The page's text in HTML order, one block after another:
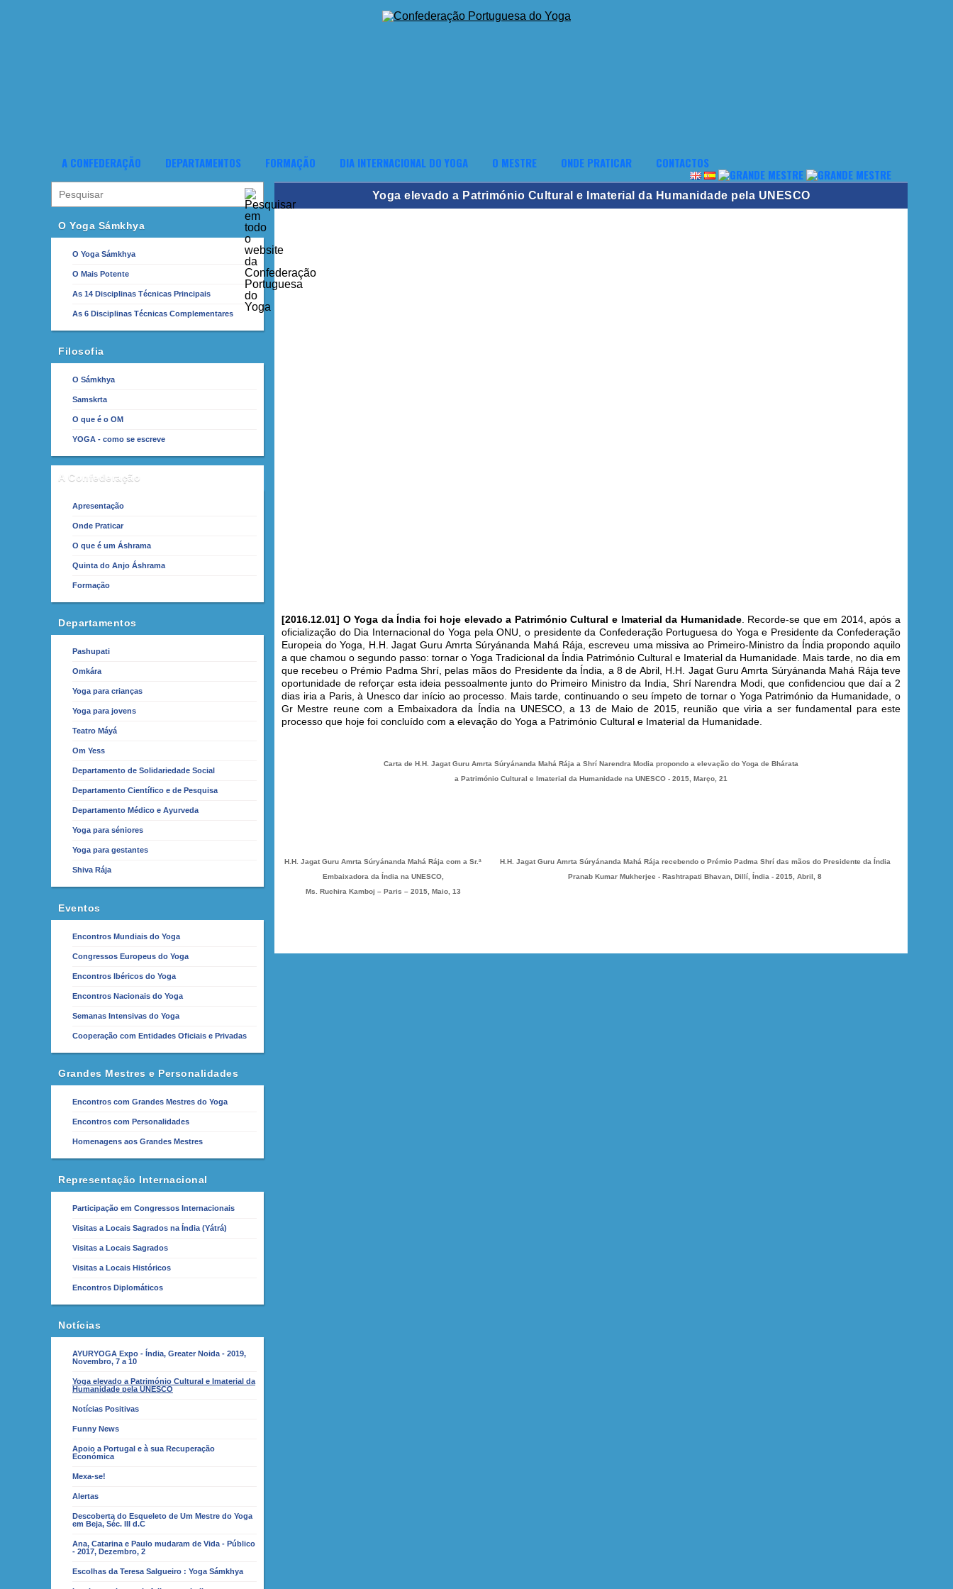
A CONFEDERAÇÃO DEPARTAMENTOS FORMAÇÃO DIA INTERNACIONAL DO YOGA O MESTRE ONDE PRATICAR CONTACTOS
O Yoga Sámkhya
O Yoga Sámkhya
O Mais Potente
As 14 Disciplinas Técnicas Principais
As 6 Disciplinas Técnicas Complementares
Filosofia
O Sámkhya
Samskrta
O que é o OM
YOGA - como se escreve
A Confederação
Apresentação
Onde Praticar
O que é um Áshrama
Quinta do Anjo Áshrama
Formação
Departamentos
Pashupati
Omkára
Yoga para crianças
Yoga para jovens
Teatro Máyá
Om Yess
Departamento de Solidariedade Social
Departamento Científico e de Pesquisa
Departamento Médico e Ayurveda
Yoga para séniores
Yoga para gestantes
Shiva Rája
Eventos
Encontros Mundiais do Yoga
Congressos Europeus do Yoga
Encontros Ibéricos do Yoga
Encontros Nacionais do Yoga
Semanas Intensivas do Yoga
Cooperação com Entidades Oficiais e Privadas
Grandes Mestres e Personalidades
Encontros com Grandes Mestres do Yoga
Encontros com Personalidades
Homenagens aos Grandes Mestres
Representação Internacional
Participação em Congressos Internacionais
Visitas a Locais Sagrados na Índia (Yátrá)
Visitas a Locais Sagrados
Visitas a Locais Históricos
Encontros Diplomáticos
Notícias
AYURYOGA Expo - Índia, Greater Noida - 2019,
Novembro, 7 a 10
Yoga elevado a Património Cultural e Imaterial da
Humanidade pela UNESCO
Notícias Positivas
Funny News
Apoio a Portugal e à sua Recuperação
Económica
Mexa-se!
Alertas
Descoberta do Esqueleto de Um Mestre do Yoga
em Beja, Séc. III d.C
Ana, Catarina e Paulo mudaram de Vida - Público
- 2017, Dezembro, 2
Escolhas da Teresa Salgueiro : Yoga Sámkhya
Yoga elevado a Património Cultural e Imaterial da Humanidade pela UNESCO
[2016.12.01] O Yoga da Índia foi hoje elevado a Património Cultural e Imaterial da Humanidade. Recorde-se que em 2014, após a
oficialização do Dia Internacional do Yoga pela ONU, o presidente da Confederação Portuguesa do Yoga e Presidente da Confederação
Europeia do Yoga, H.H. Jagat Guru Amrta Súryánanda Mahá Rája, escreveu uma missiva ao Primeiro-Ministro da Índia propondo aquilo
a que chamou o segundo passo: tornar o Yoga Tradicional da Índia Património Cultural e Imaterial da Humanidade. Mais tarde, no dia em
que recebeu o Prémio Padma Shrí, pelas mãos do Presidente da Índia, a 8 de Abril, H.H. Jagat Guru Amrta Súryánanda Mahá Rája teve
oportunidade de reforçar esta ideia pessoalmente junto do Primeiro Ministro da India, Shrí Narendra Modi, que confidenciou que daí a 2
dias iria a Paris, à Unesco dar início ao processo. Mais tarde, continuando o seu ímpeto de tornar o Yoga Património da Humanidade, o
Gr Mestre reune com a Embaixadora da Índia na UNESCO, a 13 de Maio de 2015, reunião que viria a ser fundamental para este
processo que hoje foi concluído com a elevação do Yoga a Património Cultural e Imaterial da Humanidade.
Carta de H.H. Jagat Guru Amrta Súryánanda Mahá Rája a Shrí Narendra Modia propondo a elevação do Yoga de Bhárata
a Património Cultural e Imaterial da Humanidade na UNESCO - 2015, Março, 21
H.H. Jagat Guru Amrta Súryánanda Mahá Rája com a Sr.ª
Embaixadora da Índia na UNESCO,
Ms. Ruchira Kamboj – Paris – 2015, Maio, 13
H.H. Jagat Guru Amrta Súryánanda Mahá Rája recebendo o Prémio Padma Shrí das mãos do Presidente da Índia
Pranab Kumar Mukherjee - Rashtrapati Bhavan, Dillí, Índia - 2015, Abril, 8